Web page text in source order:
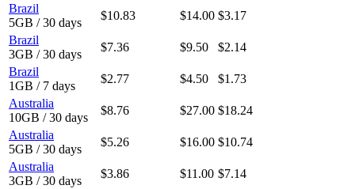
Brazil
5GB / 30 days
$10.83 $14.00 $3.17
Brazil
3GB / 30 days
$7.36 $9.50
$2.14
Brazil
1GB / 7 days
$2.77 $4.50
$1.73
Australia
10GB / 30 days
$8.76 $27.00 $18.24
Australia
5GB / 30 days
$5.26 $16.00 $10.74
Australia
3GB / 30 days
$3.86 $11.00 $7.14